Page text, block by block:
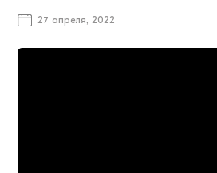
27 апреля, 2022